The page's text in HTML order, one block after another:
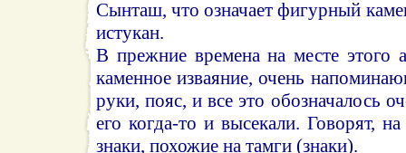
Сынташ, что означает фигурный
истукан.
В прежние времена на месте этого
каменное изваяние, очень
руки, пояс, и все это обозначалось
его когда-то и высекали. Говорят,
знаки, похожие на тамги (знаки).